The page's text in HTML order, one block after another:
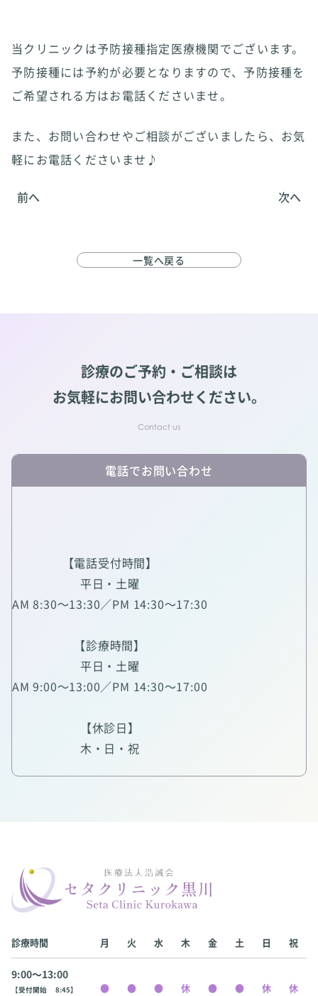
当クリニックは予防接種指定医療機関でございます。
予防接種には予約が必要となりますので、予防接種を
ご希望される方はお電話くださいませ。
また、お問い合わせやご相談がございましたら、お気
軽にお電話くださいませ♪
前へ 次へ
一覧へ戻る
診療のご予約・ご相談は
お気軽にお問い合わせください。
電話でお問い合わせ
【電話受付時間】
平日・土曜
AM 8:30～13:30／PM 14:30～17:30
【診療時間】
平日・土曜
AM 9:00～13:00／PM 14:30～17:00
【休診日】
木・日・祝
診療時間 月 火 水 木 金 土 日 祝
9:00〜13:00
【受付開始 8:45】